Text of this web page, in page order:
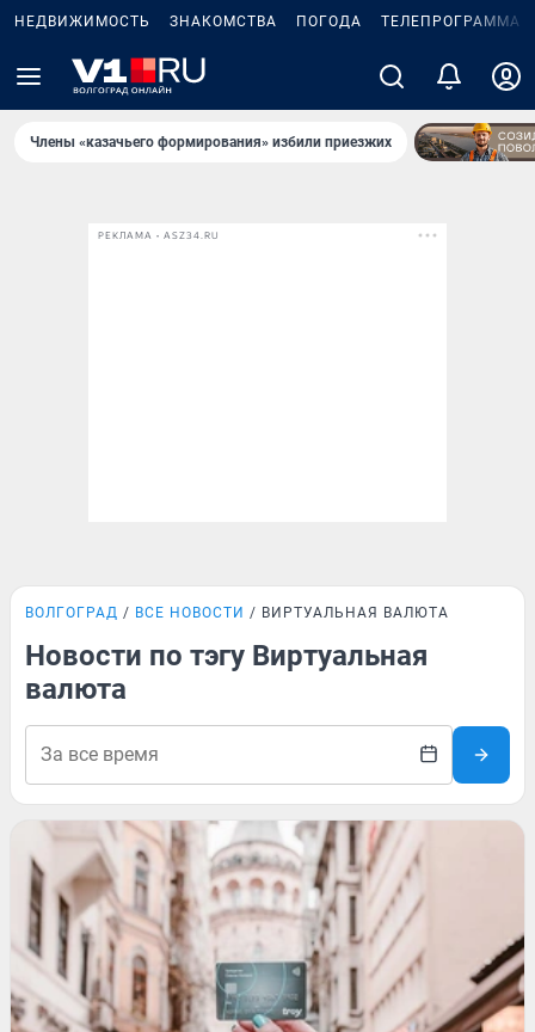
НЕДВИЖИМОСТЬ ЗНАКОМСТВА ПОГОДА ТЕЛЕПРОГРАММА
Члены «казачьего формирования» избили приезжих
РЕКЛАМА • ASZ34.RU
ВОЛГОГРАД ВСЕ НОВОСТИ ВИРТУАЛЬНАЯ ВАЛЮТА
Новости по тэгу Виртуальная
валюта